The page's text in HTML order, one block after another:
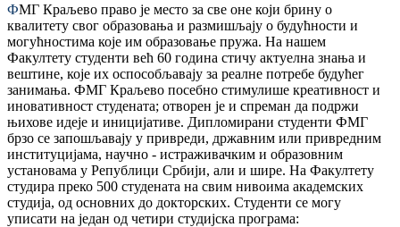
ФМГ Краљево право је место за све оне који брину о
квалитету свог образовања и размишљају о будућности и
могућностима које им образовање пружа. На нашем
Факултету студенти већ 60 година стичу актуелна знања и
вештине, које их оспособљавају за реалне потребе будућег
занимања. ФМГ Краљево посебно стимулише креативност и
иновативност студената; отворен је и спреман да подржи
њихове идеје и иницијативе. Дипломирани студенти ФМГ
брзо се запошљавају у привреди, државним или привредним
институцијама, научно - истраживачким и образовним
установама у Републици Србији, али и шире. На Факултету
студира преко 500 студената на свим нивоима академских
студија, од основних до докторских. Студенти се могу
уписати на један од четири студијска програма: